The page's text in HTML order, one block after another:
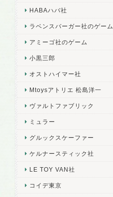
HABAハバ社
ラベンスバーガー社のゲーム
アミーゴ社のゲーム
小黒三郎
オストハイマー社
Mtoysアトリエ 松島洋一
ヴァルトファブリック
ミュラー
グルックスケーファー
ケルナースティック社
LE TOY VAN社
コイデ東京